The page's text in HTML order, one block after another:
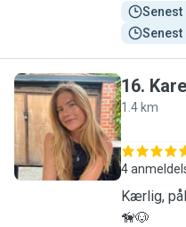
Senest
Senest
K
16.
1.4 km
4
Kærlig,
🦮🐶